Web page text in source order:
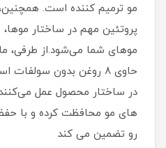
مو ترمیم کننده است.
پروتئین مهم در ساختار
موهای شما می‌شود.از طرفی،
حاوی 8 روغن بدون
در ساختار محصول عمل
های مو محافظت کرده و با
رو تضمین می کند